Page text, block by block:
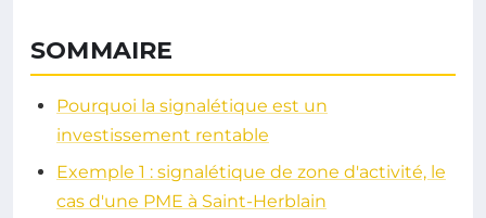
SOMMAIRE
Pourquoi la signalétique est un
investissement rentable
Exemple 1 : signalétique de zone d'activité, le
cas d'une PME à Saint-Herblain